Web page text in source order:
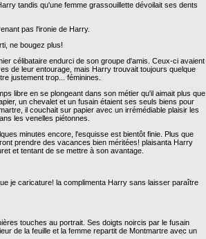
tandis qu'une femme grassouillette dévoilait ses dents
pas l'ironie de Harry.
ne bougez plus!
célibataire endurci de son groupe d'amis. Ceux-ci avaient
de leur entourage, mais Harry trouvait toujours quelque
justement trop... féminines.
libre en se plongeant dans son métier qu'il aimait plus que
un chevalet et un fusain étaient ses seuls biens pour
il couchait sur papier avec un irrémédiable plaisir les
les venelles piétonnes.
minutes encore, l'esquisse est bientôt finie. Plus que
prendre des vacances bien méritées! plaisanta Harry
et tentant de se mettre à son avantage.
je caricature! la complimenta Harry sans laisser paraître
touches au portrait. Ses doigts noircis par le fusain
de la feuille et la femme repartit de Montmartre avec un